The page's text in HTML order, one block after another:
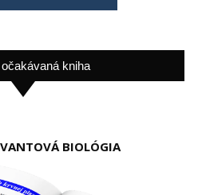
kniha
BIOLÓGIA